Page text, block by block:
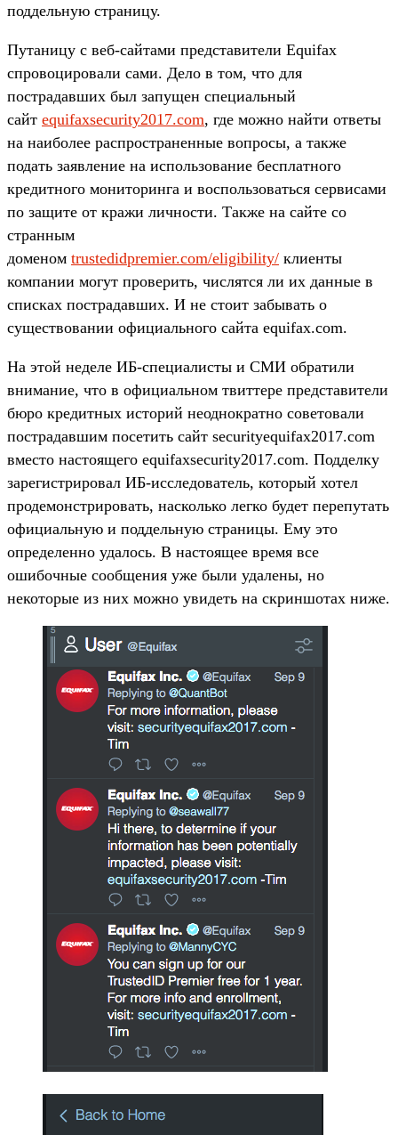
поддельную страницу.
Путаницу с веб-сайтами представители Equifax
спровоцировали сами. Дело в том, что для
пострадавших был запущен специальный
сайт equifaxsecurity2017.com, где можно найти ответы
на наиболее распространенные вопросы, а также
подать заявление на использование бесплатного
кредитного мониторинга и воспользоваться сервисами
по защите от кражи личности. Также на сайте со
странным
доменом trustedidpremier.com/eligibility/ клиенты
компании могут проверить, числятся ли их данные в
списках пострадавших. И не стоит забывать о
существовании официального сайта equifax.com.
На этой неделе ИБ-специалисты и СМИ обратили
внимание, что в официальном твиттере представители
бюро кредитных историй неоднократно советовали
пострадавшим посетить сайт securityequifax2017.com
вместо настоящего equifaxsecurity2017.com. Подделку
зарегистрировал ИБ-исследователь, который хотел
продемонстрировать, насколько легко будет перепутать
официальную и поддельную страницы. Ему это
определенно удалось. В настоящее время все
ошибочные сообщения уже были удалены, но
некоторые из них можно увидеть на скриншотах ниже.